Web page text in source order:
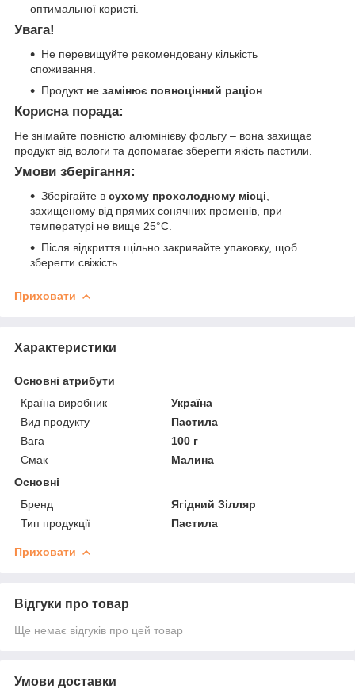
оптимальної користі.
Увага!
Не перевищуйте рекомендовану кількість
споживання.
Продукт не замінює повноцінний раціон.
Корисна порада:
Не знімайте повністю алюмінієву фольгу – вона захищає
продукт від вологи та допомагає зберегти якість пастили.
Умови зберігання:
Зберігайте в сухому прохолодному місці
захищеному від прямих сонячних променів, при
температурі не вище 25°C.
Після відкриття щільно закривайте упаковку, щоб
зберегти свіжість.
Приховати
Характеристики
Основні атрибути
Країна виробник
Україна
Вид продукту
Пастила
Вага
100 г
Смак
Малина
Основні
Бренд
Ягідний Зілляр
Тип продукції
Пастила
Приховати
Відгуки про товар
Ще немає відгуків про цей товар
Умови доставки